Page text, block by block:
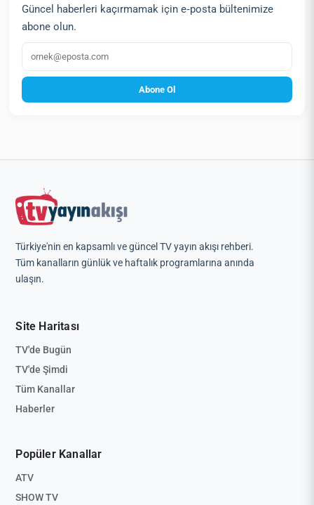
Güncel haberleri kaçırmamak için e‑posta bültenimize
abone olun.
E‑posta
Abone Ol
Türkiye'nin en kapsamlı ve güncel TV yayın akışı rehberi.
Tüm kanalların günlük ve haftalık programlarına anında
ulaşın.
Site Haritası
TV'de Bugün
TV'de Şimdi
Tüm Kanallar
Haberler
Popüler Kanallar
ATV
SHOW TV